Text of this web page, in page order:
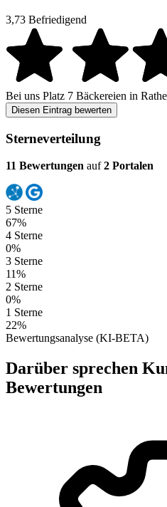
3,73 Befriedigend
Bei uns Platz 7 Bäckereien in
Diesen Eintrag bewerten
Sterneverteilung
11 Bewertungen auf2 Portalen
5 Sterne
67%
4 Sterne
0%
3 Sterne
11%
2 Sterne
0%
1 Sterne
22%
Bewertungsanalyse (KI-BETA)
Darüber sprechen
Bewertungen